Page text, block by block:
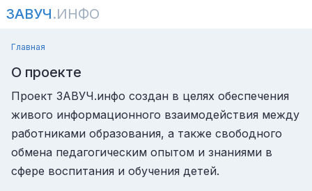
ЗАВУЧ.ИНФО
Главная
О проекте
Проект ЗАВУЧ.инфо создан в целях обеспечения
живого информационного взаимодействия между
работниками образования, а также свободного
обмена педагогическим опытом и знаниями в
сфере воспитания и обучения детей.